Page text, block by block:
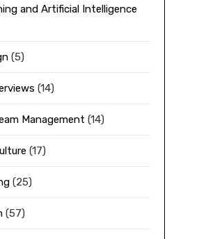
and Artificial Intelligence
(5)
(14)
Management (14)
(17)
(25)
(57)